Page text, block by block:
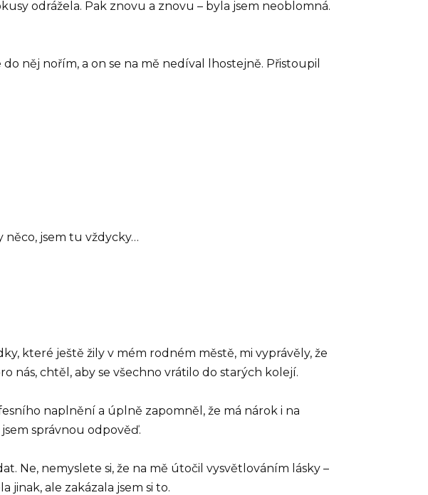
odrážela. Pak znovu a znovu – byla jsem neoblomná.
něj nořím, a on se na mě nedíval lhostejně. Přistoupil
něco, jsem tu vždycky…
které ještě žily v mém rodném městě, mi vyprávěly, že
nás, chtěl, aby se všechno vrátilo do starých kolejí.
naplnění a úplně zapomněl, že má nárok i na
správnou odpověď.
Ne, nemyslete si, že na mě útočil vysvětlováním lásky –
jinak, ale zakázala jsem si to.